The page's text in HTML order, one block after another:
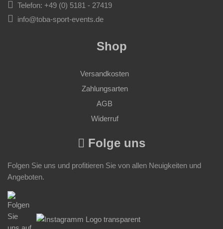
Telefon: +49 (0) 5181 - 27419
info@toba-sport-events.de
Shop
Versandkosten
Zahlungsarten
AGB
Widerruf
Folge uns
Folgen Sie uns und profitieren Sie von allen Neuigkeiten und
Angeboten.